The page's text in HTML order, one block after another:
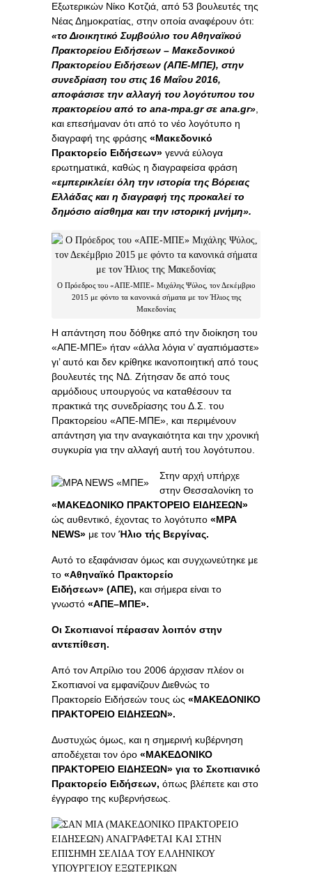
Εξωτερικών Νίκο Κοτζιά, από 53 βουλευτές της
Νέας Δημοκρατίας, στην οποία αναφέρουν ότι:
«το Διοικητικό Συμβούλιο του Αθηναϊκού
Πρακτορείου Ειδήσεων – Μακεδονικού
Πρακτορείου Ειδήσεων (ΑΠΕ-ΜΠΕ), στην
συνεδρίαση του στις 16 Μαΐου 2016,
αποφάσισε την αλλαγή του λογότυπου του
πρακτορείου από το ana-mpa.gr σε ana.gr»
και επεσήμαναν ότι από το νέο λογότυπο η
διαγραφή της φράσης «Μακεδονικό
Πρακτορείο Ειδήσεων» γεννά εύλογα
ερωτηματικά, καθώς η διαγραφείσα φράση
«εμπερικλείει όλη την ιστορία της Βόρειας
Ελλάδας και η διαγραφή της προκαλεί το
δημόσιο αίσθημα και την ιστορική μνήμη».
Ο Πρόεδρος του «ΑΠΕ-ΜΠΕ» Μιχάλης Ψύλος, τον Δεκέμβριο
2015 με φόντο τα κανονικά σήματα με τον Ήλιος της
Μακεδονίας
Η απάντηση που δόθηκε από την διοίκηση του
«ΑΠΕ-ΜΠΕ» ήταν «άλλα λόγια ν’ αγαπιόμαστε»
γι’ αυτό και δεν κρίθηκε ικανοποιητική από τους
βουλευτές της ΝΔ. Ζήτησαν δε από τους
αρμόδιους υπουργούς να καταθέσουν τα
πρακτικά της συνεδρίασης του Δ.Σ. του
Πρακτορείου «ΑΠΕ-ΜΠΕ», και περιμένουν
απάντηση για την αναγκαιότητα και την χρονική
συγκυρία για την αλλαγή αυτή του λογότυπου.
Στην αρχή υπήρχε
στην Θεσσαλονίκη το
«ΜΑΚΕΔΟΝΙΚΟ ΠΡΑΚΤΟΡΕΙΟ ΕΙΔΗΣΕΩΝ»
ώς αυθεντικό, έχοντας το λογότυπο «MPA
NEWS» με τον Ήλιο τής Βεργίνας.
Αυτό το εξαφάνισαν όμως και συγχωνεύτηκε με
το «Αθηναϊκό Πρακτορείο
Ειδήσεων» (ΑΠΕ), και σήμερα είναι το
γνωστό «ΑΠΕ–ΜΠΕ».
Οι Σκοπιανοί πέρασαν λοιπόν στην
αντεπίθεση.
Από τον Απρίλιο του 2006 άρχισαν πλέον οι
Σκοπιανοί να εμφανίζουν Διεθνώς το
Πρακτορείο Ειδήσεών τους ώς «ΜΑΚΕΔΟΝΙΚΟ
ΠΡΑΚΤΟΡΕΙΟ ΕΙΔΗΣΕΩΝ».
Δυστυχώς όμως, και η σημερινή κυβέρνηση
αποδέχεται τον όρο «ΜΑΚΕΔΟΝΙΚΟ
ΠΡΑΚΤΟΡΕΙΟ ΕΙΔΗΣΕΩΝ» για το Σκοπιανικό
Πρακτορείο Ειδήσεων, όπως βλέπετε και στο
έγγραφο της κυβερνήσεως.